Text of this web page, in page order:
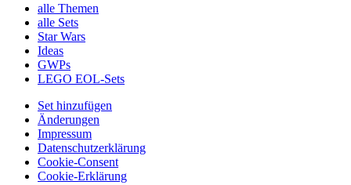
alle Themen
alle Sets
Star Wars
Ideas
GWPs
LEGO EOL-Sets
Set hinzufügen
Änderungen
Impressum
Datenschutzerklärung
Cookie-Consent
Cookie-Erklärung